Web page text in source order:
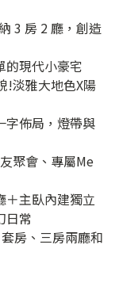
3 房 2 廳，創造
的現代小豪宅
!淡雅大地色X陽
字佈局，燈帶與
聚會、專屬Me
＋主臥內建獨立
日常
房、三房兩廳和